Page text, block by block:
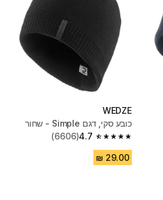
WEDZE
כובע סקי, דגם Simple - שחור
4.7
4.7 out of 5 stars from 6606 reviews
(6606)